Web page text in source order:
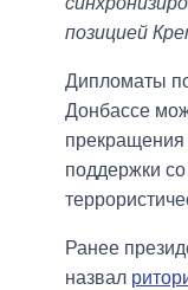
позицией
Дипломаты
Донбассе
поддержки
Ранее
назвал